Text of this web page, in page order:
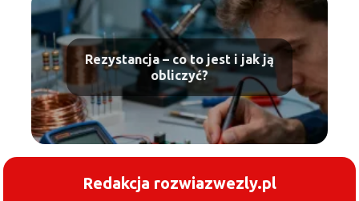
Rezystancja – co to jest i jak ją
obliczyć?
Redakcja rozwiazwezly.pl